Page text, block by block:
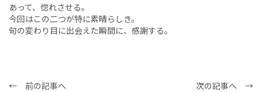
あって、惚れさせる。
今回はこの二つが特に素晴らしき。
旬の変わり目に出会えた瞬間に、感謝する。
← 前の記事へ
次の記事へ →